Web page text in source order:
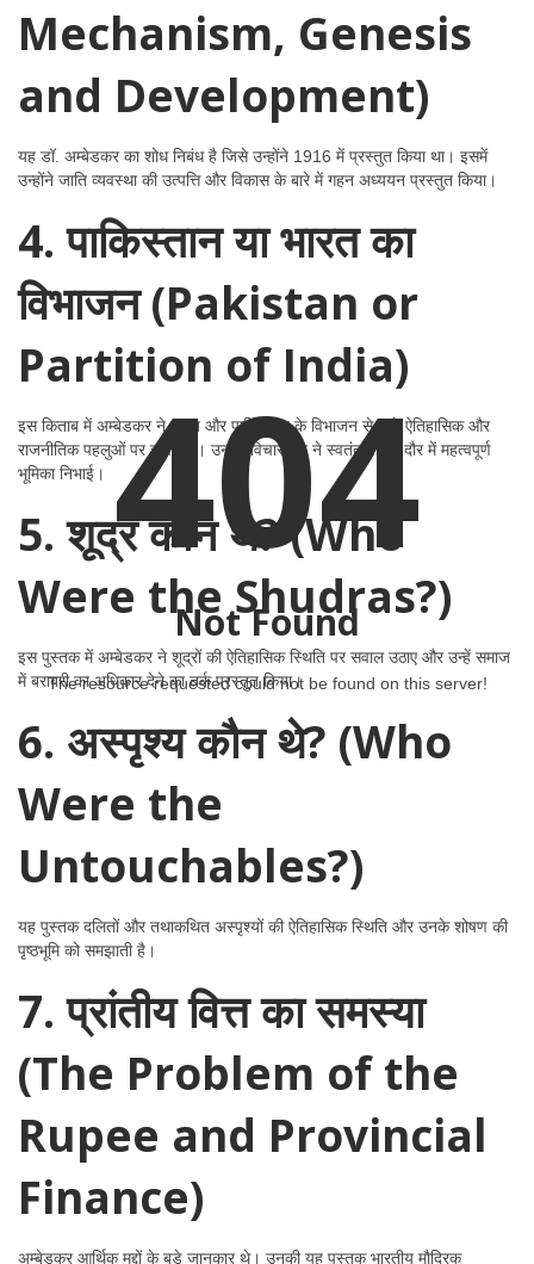
Mechanism, Genesis
and Development)
यह डॉ. अम्बेडकर का शोध निबंध है जिसे उन्होंने 1916 में प्रस्तुत किया था। इसमें
उन्होंने जाति व्यवस्था की उत्पत्ति और विकास के बारे में गहन अध्ययन प्रस्तुत किया।
4. पाकिस्तान या भारत का
विभाजन (Pakistan or
Partition of India)
इस किताब में अम्बेडकर ने भारत और पाकिस्तान के विभाजन से जुड़े ऐतिहासिक और
राजनीतिक पहलुओं पर चर्चा की। उनकी विचारधारा ने स्वतंत्रता के दौर में महत्वपूर्ण
भूमिका निभाई।
5. शूद्र कौन थे? (Who
Were the Shudras?)
इस पुस्तक में अम्बेडकर ने शूद्रों की ऐतिहासिक स्थिति पर सवाल उठाए और उन्हें समाज
में बराबरी का अधिकार देने का तर्क प्रस्तुत किया।
6. अस्पृश्य कौन थे? (Who
Were the
Untouchables?)
यह पुस्तक दलितों और तथाकथित अस्पृश्यों की ऐतिहासिक स्थिति और उनके शोषण की
पृष्ठभूमि को समझाती है।
7. प्रांतीय वित्त का समस्या
(The Problem of the
Rupee and Provincial
Finance)
अम्बेडकर आर्थिक मुद्दों के बड़े जानकार थे। उनकी यह पुस्तक भारतीय मौद्रिक
404
Not Found
The resource requested could not be found on this server!